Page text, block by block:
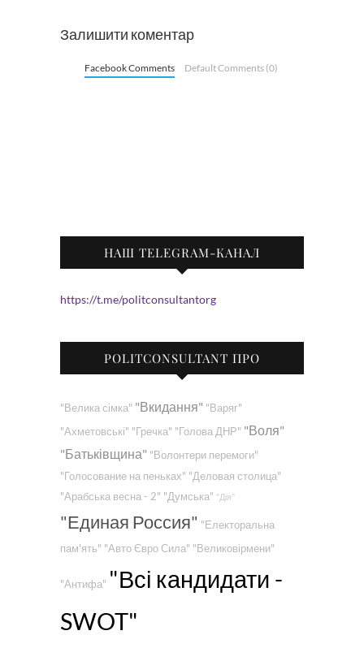
Залишити коментар
Facebook Comments Default Comments (0)
НАШ TELEGRAM-КАНАЛ
https://t.me/politconsultantorg
POLITCONSULTANT ПРО
"Велика сімка" "Вкидання" "Варяг"
"Ахметовські" "Гречка" "Голова ДНР" "Воля"
"Батьківщина" "Волонтери перемоги"
"Голосование на пеньках" "Деловая столица"
"Арабська весна - 2" "Думська" "Дія"
"Единая Россия" "Електоральна
пам'ять" "Авто Євро Сила" "Великовірмени"
"Антифа" "Всі кандидати -
SWOT"